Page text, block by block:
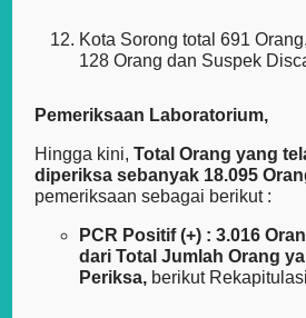
Kota Sorong total 691
128 Orang dan Suspek
Pemeriksaan Laboratorium,
Hingga kini,Total Orang yang
diperiksa sebanyak 18.095
pemeriksaan sebagai berikut :
PCR Positif (+) : 3.016
dari Total Jumlah Orang
Periksa, berikut